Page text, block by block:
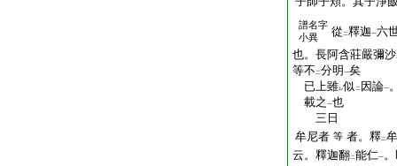
譜名字
小異
從 二釋迦一六
也。長阿含莊嚴彌
等不 二分明 一矣
已上雖レ似 二 因論一
載之 一也
三日
牟尼者 等 者。釋二
云。釋迦翻二能仁一